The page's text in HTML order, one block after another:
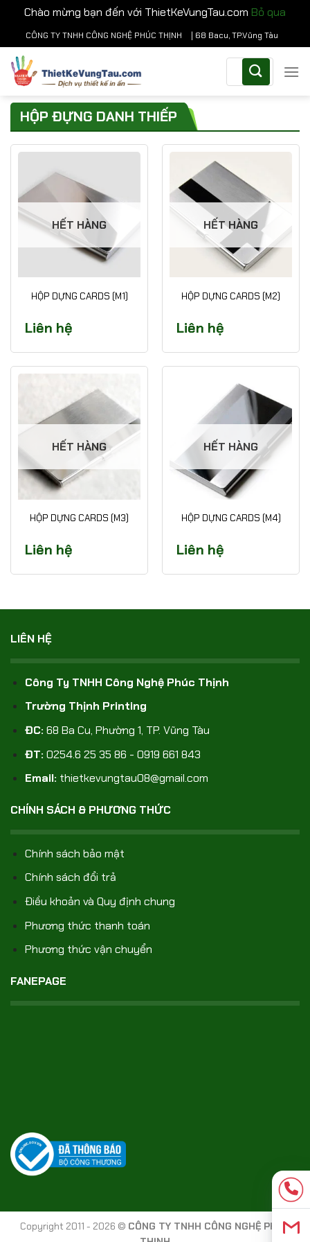
Chào mừng bạn đến với ThietKeVungTau.com Bỏ qua
Chuyển
đến
nội
dung
CÔNG TY TNHH CÔNG NGHỆ PHÚC THỊNH | 68 Bacu, TP.Vũng Tàu
kiếm:
HỘP ĐỰNG DANH THIẾP
HẾT HÀNG
HỘP DỰNG CARDS (M1)
Liên hệ
HẾT HÀNG
HỘP DỰNG CARDS (M2)
Liên hệ
HẾT HÀNG
HỘP DỰNG CARDS (M3)
Liên hệ
HẾT HÀNG
HỘP DỰNG CARDS (M4)
Liên hệ
LIÊN HỆ
Công Ty TNHH Công Nghệ Phúc Thịnh
Trường Thịnh Printing
ĐC: 68 Ba Cu, Phường 1, TP. Vũng Tàu
ĐT: 0254.6 25 35 86 - 0919 661 843
Email: thietkevungtau08@gmail.com
CHÍNH SÁCH & PHƯƠNG THỨC
Chính sách bảo mật
Chính sách đổi trả
Điều khoản và Quy định chung
Phương thức thanh toán
Phương thức vận chuyển
FANEPAGE
Copyright 2011 - 2026 © CÔNG TY TNHH CÔNG NGHỆ PHÚC